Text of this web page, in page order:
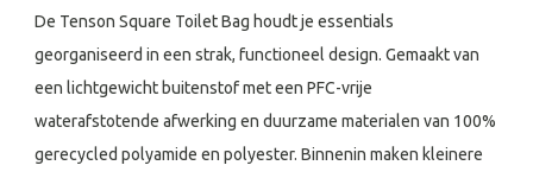
De Tenson Square Toilet Bag houdt je essentials
georganiseerd in een strak, functioneel design. Gemaakt van
een lichtgewicht buitenstof met een PFC-vrije
waterafstotende afwerking en duurzame materialen van 100%
gerecycled polyamide en polyester. Binnenin maken kleinere